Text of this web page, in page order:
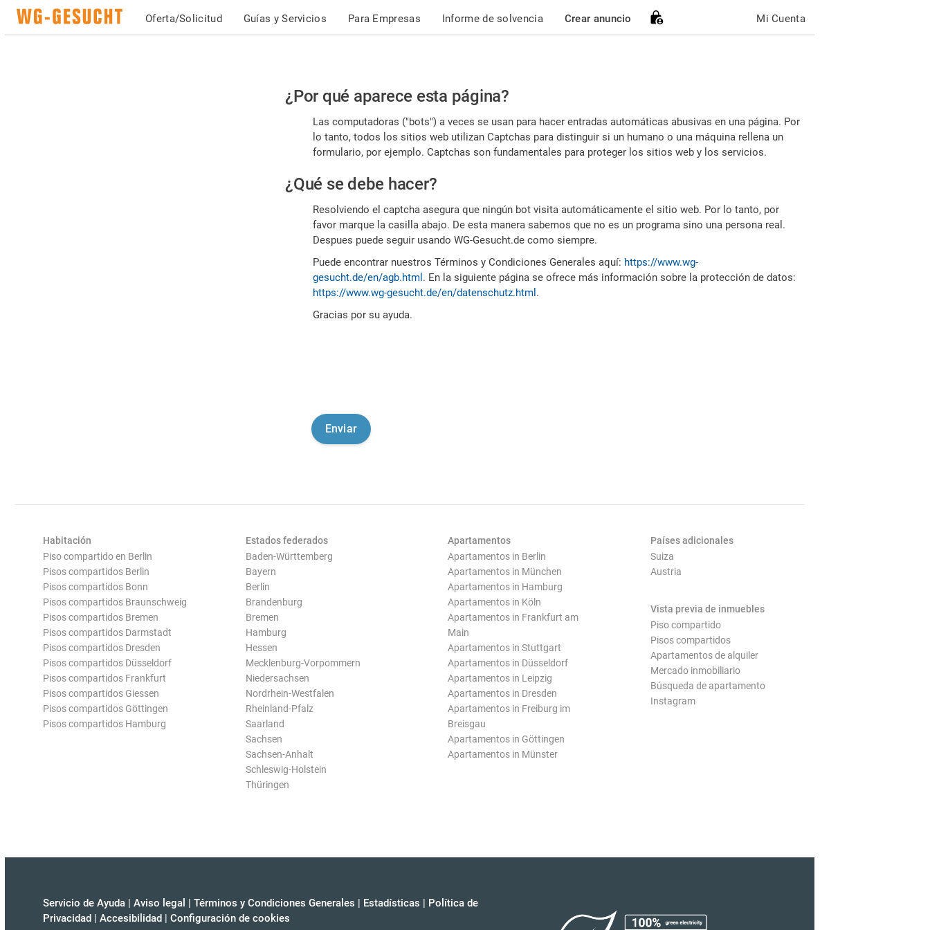
Oferta/Solicitud Guías y Servicios Para Empresas Informe de solvencia Crear anuncio Mi Cuenta
Por
favor,
confirme
es
humano
¿Por qué aparece esta página?
Las computadoras ("bots") a veces se usan para hacer entradas automáticas abusivas en una página. Por
lo tanto, todos los sitios web utilizan Captchas para distinguir si un humano o una máquina rellena un
formulario, por ejemplo. Captchas son fundamentales para proteger los sitios web y los servicios.
¿Qué se debe hacer?
Resolviendo el captcha asegura que ningún bot visita automáticamente el sitio web. Por lo tanto, por
favor marque la casilla abajo. De esta manera sabemos que no es un programa sino una persona real.
Despues puede seguir usando WG-Gesucht.de como siempre.
Puede encontrar nuestros Términos y Condiciones Generales aquí: https://www.wg-
gesucht.de/en/agb.html . En la siguiente página se ofrece más información sobre la protección de datos:
https://www.wg-gesucht.de/en/datenschutz.html .
Gracias por su ayuda.
Habitación
Piso compartido en Berlin
Pisos compartidos Berlin
Pisos compartidos Bonn
Pisos compartidos Braunschweig
Pisos compartidos Bremen
Pisos compartidos Darmstadt
Pisos compartidos Dresden
Pisos compartidos Düsseldorf
Pisos compartidos Frankfurt
Pisos compartidos Giessen
Pisos compartidos Göttingen
Pisos compartidos Hamburg
Estados federados
Baden-Württemberg
Bayern
Berlin
Brandenburg
Bremen
Hamburg
Hessen
Mecklenburg-Vorpommern
Niedersachsen
Nordrhein-Westfalen
Rheinland-Pfalz
Saarland
Sachsen
Sachsen-Anhalt
Schleswig-Holstein
Thüringen
Apartamentos
Apartamentos in Berlin
Apartamentos in München
Apartamentos in Hamburg
Apartamentos in Köln
Apartamentos in Frankfurt am
Main
Apartamentos in Stuttgart
Apartamentos in Düsseldorf
Apartamentos in Leipzig
Apartamentos in Dresden
Apartamentos in Freiburg im
Breisgau
Apartamentos in Göttingen
Apartamentos in Münster
Países adicionales
Suiza
Austria
Vista previa de inmuebles
Piso compartido
Pisos compartidos
Apartamentos de alquiler
Mercado inmobiliario
Búsqueda de apartamento
Instagram
Servicio de Ayuda | Aviso legal | Términos y Condiciones Generales | Estadísticas | Política de
Privacidad | Accesibilidad | Configuración de cookies